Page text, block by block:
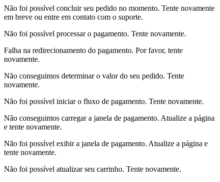
Não foi possível concluir seu pedido no momento. Tente novamente
em breve ou entre em contato com o suporte.
Não foi possível processar o pagamento. Tente novamente.
Falha na redirecionamento do pagamento. Por favor, tente
novamente.
Não conseguimos determinar o valor do seu pedido. Tente
novamente.
Não foi possível iniciar o fluxo de pagamento. Tente novamente.
Não conseguimos carregar a janela de pagamento. Atualize a página
e tente novamente.
Não foi possível exibir a janela de pagamento. Atualize a página e
tente novamente.
Não foi possível atualizar seu carrinho. Tente novamente.